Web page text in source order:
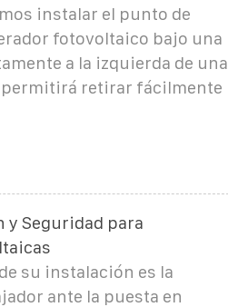
instalar el punto de
fotovoltaico bajo una
a la izquierda de una
permitirá retirar fácilmente
y Seguridad para
su instalación es la
ante la puesta en